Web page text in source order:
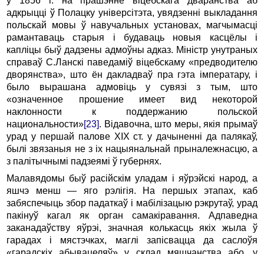
адкрыцці ў Полацку універсітэта, увядзенні выкладання
польскай мовы ў навучальных установах, магчымасці
рамантаваць старыя і будаваць новыя касцёлы і
капліцы быў дадзены адмоўны адказ. Міністр унутраных
справаў С.Ланскі паведаміў віцебскаму «предводителю
дворянства», што ён дакладваў пра гэта імператару, і
было вырашана адмовіць у сувязі з тым, што
«означенное прошение имеет вид некоторой
наклонности к поддержанию польской
национальности»[23]. Відавочна, што меры, якія прымаў
урад у першай палове ХIХ ст. у дачыненні да палякаў,
былі звязаныя не з іх нацыянальнай прыналежнасцю, а
з палітычнымі падзеямі ў губернях.
Малавядомы быў расійскім уладам і яўрэйскі народ, а
яшчэ менш — яго рэлігія. На першых этапах, каб
забяспечыць збор падаткаў і мабілізацыю рэкрутаў, урад
пакінуў кагал як орган самакіравання. Адпаведна
заканадаўству яўрэі, значная колькасць якіх жыла ў
гарадах і мястэчках, маглі запісвацца да саслоўя